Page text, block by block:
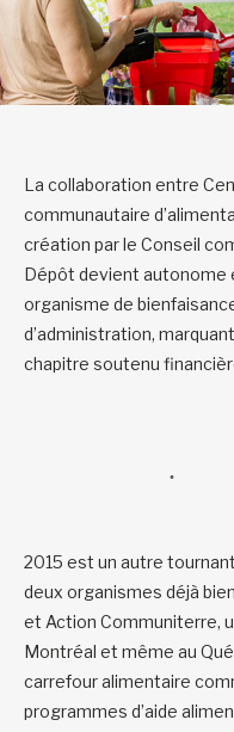
La collaboration entre
communautaire
création par le Conseil
Dépôt devient autonome
organisme de
d’administration,
chapitre soutenu
2015 est un autre
deux organismes déjà
et Action Communiterre,
Montréal et même au
carrefour alimentaire
programmes d’aide